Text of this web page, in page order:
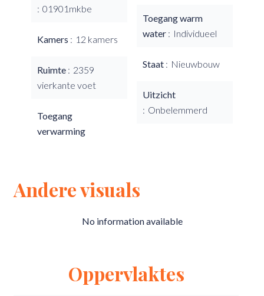
01901mkbe
Kamers 12 kamers
Ruimte
2359
vierkante voet
Toegang
verwarming
Toegang warm
water
Individueel
Staat Nieuwbouw
Uitzicht
Onbelemmerd
Andere visuals
No information available
Oppervlaktes